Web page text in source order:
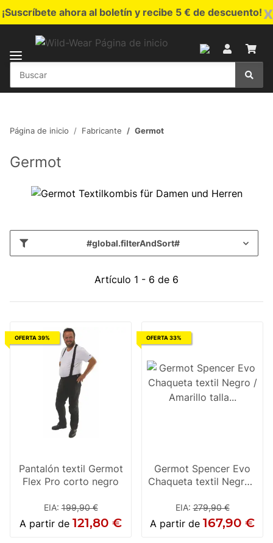
x
¡Suscríbete ahora al boletín y recibe 5 € de descuento!
Página de inicio Fabricante Germot
Germot
#global.filterAndSort#
Artículo 1 - 6 de 6
OFERTA 39%
Pantalón textil Germot
Flex Pro corto negro
EIA:199,90 €
A partir de 121,80 €
OFERTA 33%
Germot Spencer Evo
Chaqueta textil Negro /
EIA:279,90 €
A partir de 167,90 €